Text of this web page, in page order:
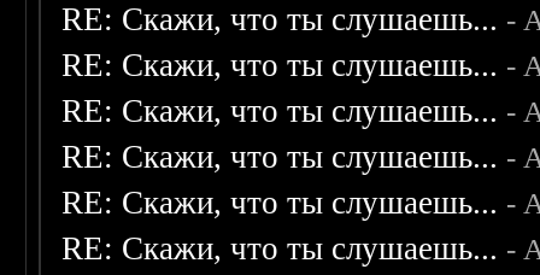
RE: Скажи, что ты слушаешь... -
RE: Скажи, что ты слушаешь... -
RE: Скажи, что ты слушаешь... -
RE: Скажи, что ты слушаешь... -
RE: Скажи, что ты слушаешь... -
RE: Скажи, что ты слушаешь... -